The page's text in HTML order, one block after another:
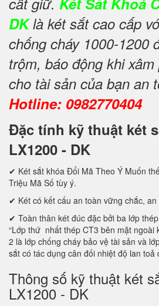
DKlà két sắt cao cấp
chống cháy 1000-1200
trộm, báo động khi
cho tài sản của bạn an
Hotline: 0982770404
Đặc tính kỹ thuật két
LX1200 - DK
✔ Két sắt khóa Đổi Mã Theo Ý Muốn
Triệu Mã Số tùy ý.
✔ Két có kết cấu an toàn vững chắc,
✔ Toàn thân két đúc đặc bởi ba lớp
“Lớp thứ nhất thép CT3 bên mặt ngoài
2 là lớp chống cháy bảo vệ tài sản và
sắt có tác dụng cân đối nhiệt độ lan toả
Thông số kỹ thuật két
LX1200 - DK